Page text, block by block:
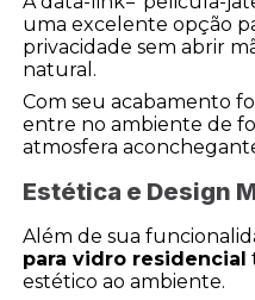
uma excelente opção
privacidade sem abrir
natural.
Com seu acabamento
entre no ambiente de
atmosfera
Estética e Design
Além de sua
para vidro residencial
estético ao ambiente.